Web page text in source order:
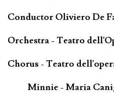
Conductor Oliviero De
Orchestra - Teatro
Chorus - Teatro
Minnie - Maria